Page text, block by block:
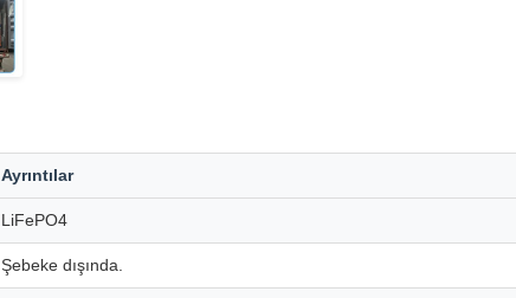
Ayrıntılar
LiFePO4
Şebeke dışında.